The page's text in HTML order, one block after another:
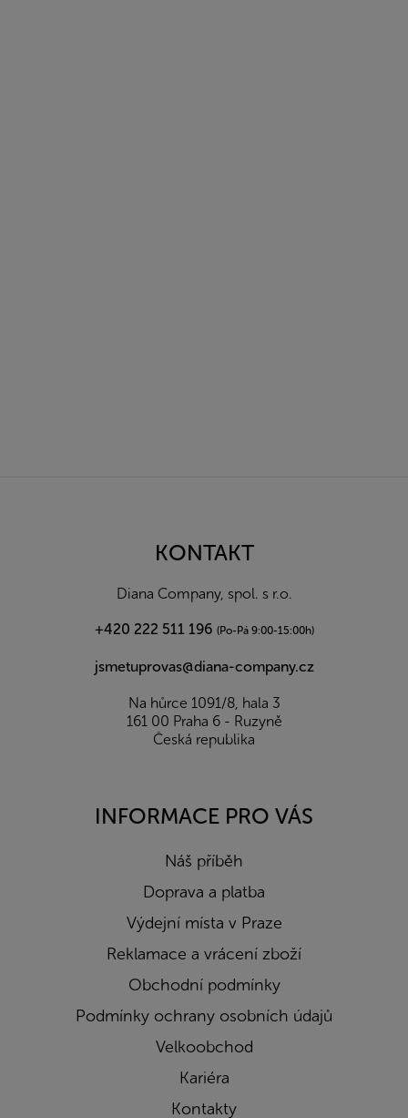
KONTAKT
Diana Company, spol. s r.o.
+420 222 511 196 (Po-Pá 9:00-15:00h)
jsmetuprovas@diana-company.cz
Na hůrce 1091/8, hala 3
161 00 Praha 6 - Ruzyně
Česká republika
INFORMACE PRO VÁS
Náš příběh
Doprava a platba
Výdejní místa v Praze
Reklamace a vrácení zboží
Obchodní podmínky
Podmínky ochrany osobních údajů
Velkoobchod
Kariéra
Kontakty